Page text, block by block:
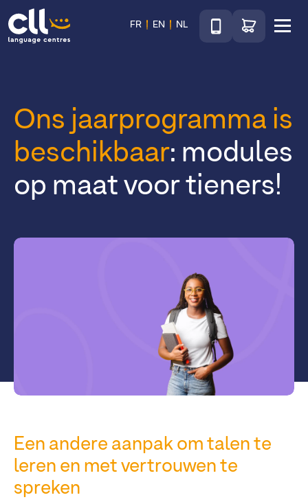
CLL
FR EN NL
TéléphoneGa naar de
Ons jaarprogramma is
beschikbaar: modules
op maat voor tieners!
Een andere aanpak om talen te
leren en met vertrouwen te
spreken